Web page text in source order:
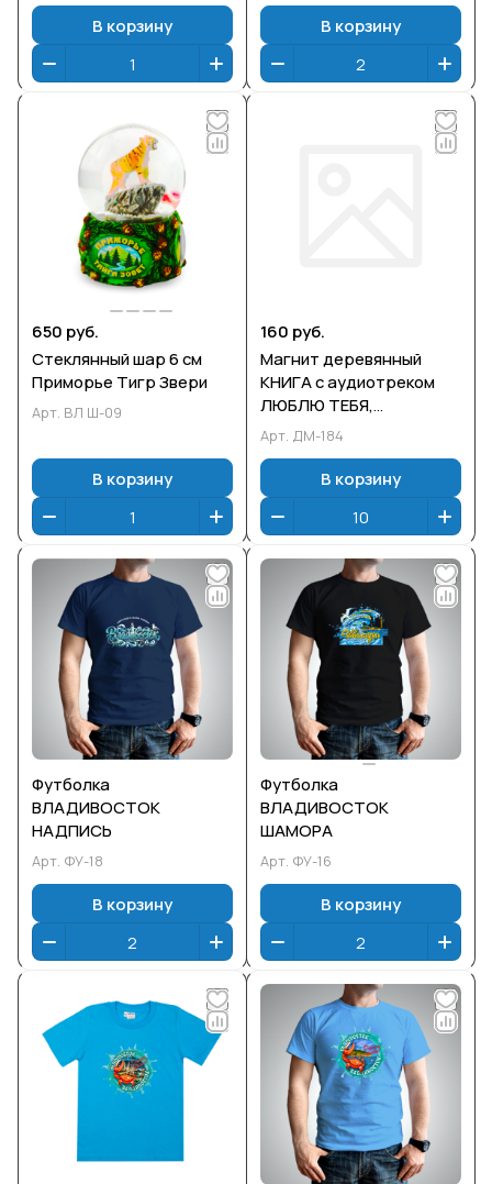
В корзину В корзину
650 руб.
Стеклянный шар 6 см
Приморье Тигр Звери
Арт. ВЛ Ш-09
В корзину
160 руб.
Магнит деревянный
КНИГА с аудиотреком
ЛЮБЛЮ ТЕБЯ,
ВЛАДИВОСТОК!
Арт. ДМ-184
В корзину
Футболка
ВЛАДИВОСТОК
НАДПИСЬ
Арт. ФУ-18
В корзину
Футболка
ВЛАДИВОСТОК
ШАМОРА
Арт. ФУ-16
В корзину